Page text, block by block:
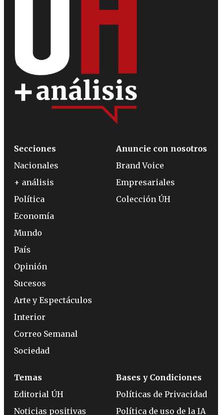
Secciones
Nacionales
+ análisis
Política
Economía
Mundo
País
Opinión
Sucesos
Arte y Espectáculos
Interior
Correo Semanal
Sociedad
Anuncie con nosotros
Brand Voice
Empresariales
Colección ÚH
Temas
Editorial ÚH
Noticias positivas
Bases y Condiciones
Políticas de Privacidad
Política de uso de la IA